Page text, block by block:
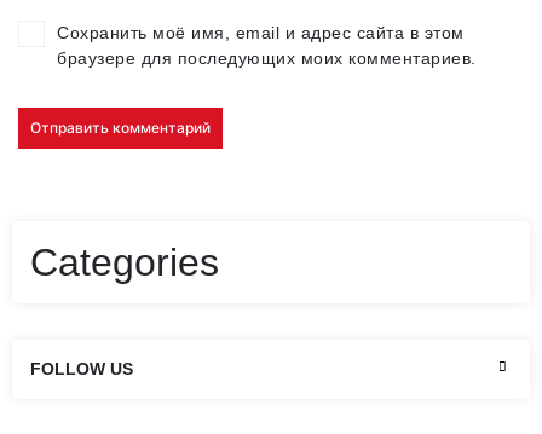
Сохранить моё имя, email и адрес сайта в этом
браузере для последующих моих комментариев.
Categories
FOLLOW US